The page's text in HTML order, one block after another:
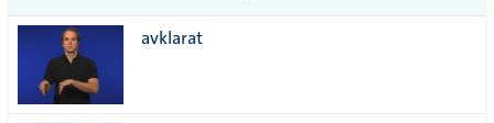
alla i
avklarat